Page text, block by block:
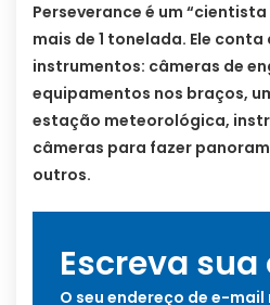
Perseverance é um
mais de 1 tonelada. Ele
instrumentos: câmeras de
equipamentos nos braços,
estação meteorológica,
câmeras para fazer
outros.
Escreva
O seu endereço de e-mail